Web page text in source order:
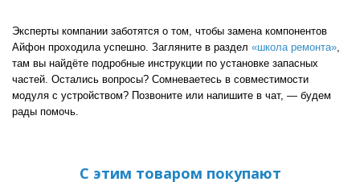
Эксперты компании заботятся о том, чтобы замена компонентов
Айфон проходила успешно. Загляните в раздел «школа ремонта»,
там вы найдёте подробные инструкции по установке запасных
частей. Остались вопросы? Сомневаетесь в совместимости
модуля с устройством? Позвоните или напишите в чат, — будем
рады помочь.
С этим товаром покупают